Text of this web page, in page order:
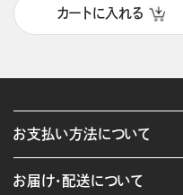
カートに入れる
お支払い方法について
お届け・配送について